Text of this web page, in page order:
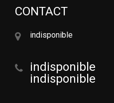
CONTACT
indisponible
indisponible
indisponible